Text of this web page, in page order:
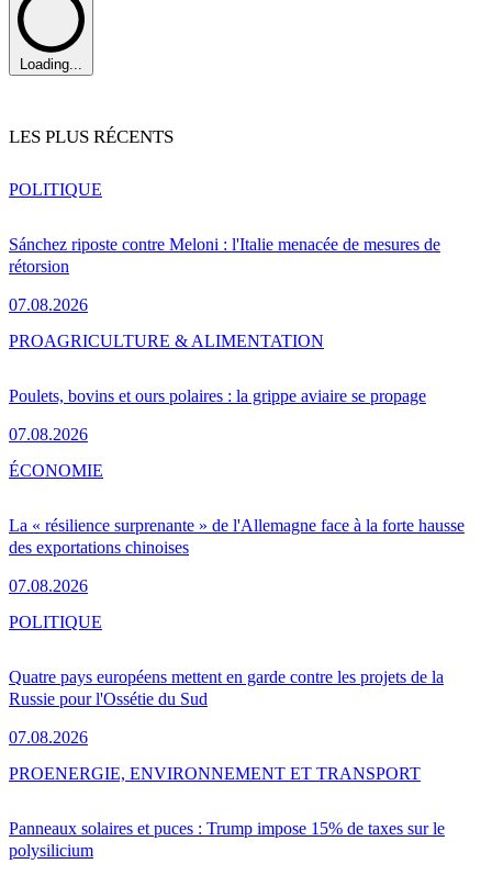
Loading...
LES PLUS RÉCENTS
Sánchez riposte contre Meloni : l'Italie menacée de mesures de
rétorsion
07.08.2026
POLITIQUE
Poulets, bovins et ours polaires : la grippe aviaire se propage
07.08.2026
PROAGRICULTURE & ALIMENTATION
La « résilience surprenante » de l'Allemagne face à la forte hausse
des exportations chinoises
07.08.2026
ÉCONOMIE
Quatre pays européens mettent en garde contre les projets de la
Russie pour l'Ossétie du Sud
07.08.2026
POLITIQUE
Panneaux solaires et puces : Trump impose 15% de taxes sur le
polysilicium
PROENERGIE, ENVIRONNEMENT ET TRANSPORT